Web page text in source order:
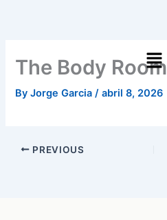
The Body Room
ByJorge Garcia/abril 8, 2026
PREVIOUS